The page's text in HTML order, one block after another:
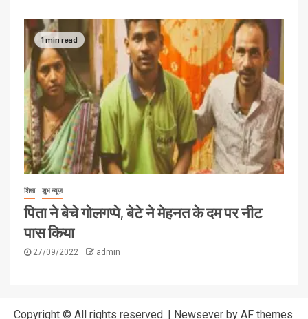
1 min read
शिक्षा शुभ न्यूज़
पिता ने बेचे गोलगप्पे, बेटे ने मेहनत के दम पर नीट
पास किया
27/09/2022 admin
Copyright © All rights reserved. | Newseverby AF themes.